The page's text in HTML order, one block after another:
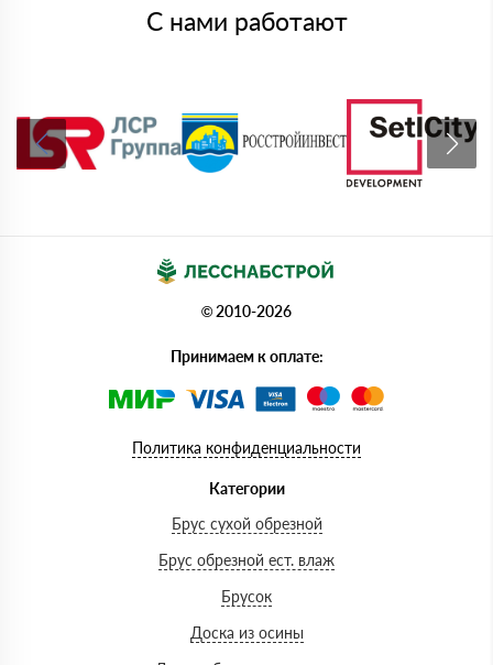
С нами работают
© 2010-2026
Принимаем к оплате:
Политика конфиденциальности
Категории
Брус сухой обрезной
Брус обрезной ест. влаж
Брусок
Доска из осины